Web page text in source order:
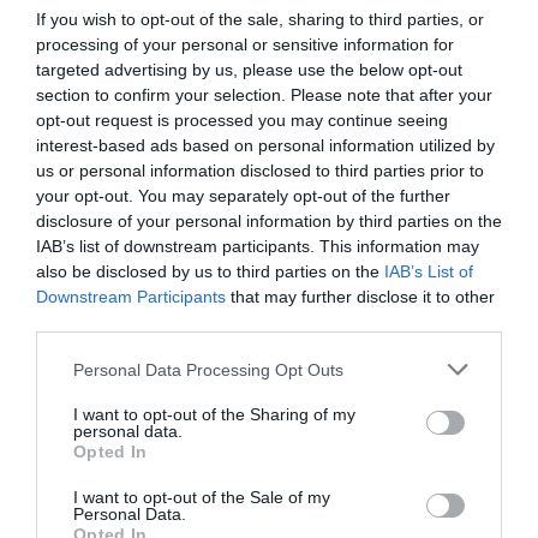
If you wish to opt-out of the sale, sharing to third parties, or
processing of your personal or sensitive information for
targeted advertising by us, please use the below opt-out
section to confirm your selection. Please note that after your
opt-out request is processed you may continue seeing
interest-based ads based on personal information utilized by
us or personal information disclosed to third parties prior to
your opt-out. You may separately opt-out of the further
disclosure of your personal information by third parties on the
IAB’s list of downstream participants. This information may
also be disclosed by us to third parties on the IAB’s List of
Downstream Participants that may further disclose it to other
Please note that this website/app uses one or more Google
not limited to your visit or usage behaviour. You may click to
grant or deny consent to Google and its third-party tags to
use your data for below specified purposes in below Google
consent section.
Personal Data Processing Opt Outs
I want to opt-out of the Sharing of my
personal data.
Opted In
I want to opt-out of the Sale of my
Personal Data.
TAGS: #PANELLADIKES
#ΠΑΝΕΛΛΗΝΙΕΣ
ΒΑΣΕΙΣ
ΜΗΧΑΝΟΓΡΑΦΙΚΟ ΤΕΧΝΗΤΗ ΝΟΗΜΟΣΥΝΗ
ΡΟΗ ΕΙΔΗΣΕΩΝ
Ο μικρός μουσικός που έγινε το
πρόσωπο της βραδιάς σε
πανηγύρι της Εύβοιας
06.08.2026 | 12:45
Ελλάδα: Νέες επενδύσεις 1 δισ.
έως το 2028 για την Ενέργεια
την ζωή του
06.08.2026 | 12:15
Φωτιά στη Δυτική Αττική: Αυτά